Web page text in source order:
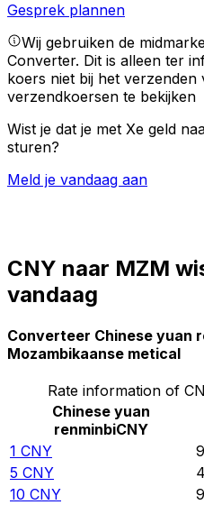
Gesprek plannen
Wij gebruiken de
Converter. Dit is alleen ter
koers niet bij het verzenden
verzendkoersen te bekijken
Wist je dat je met Xe geld
sturen?
Meld je vandaag aan
CNY naar MZM
vandaag
Converteer Chinese yuan
Mozambikaanse metical
Rate information of
Chinese yuan
renminbiCNY
1 CNY
5 CNY
10 CNY